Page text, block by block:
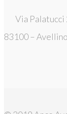
Via Palatucci
83100 – Avellino